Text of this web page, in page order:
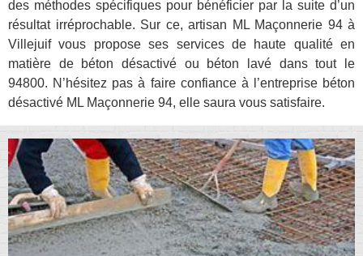
des méthodes spécifiques pour bénéficier par la suite d’un
résultat irréprochable. Sur ce, artisan ML Maçonnerie 94 à
Villejuif vous propose ses services de haute qualité en
matière de béton désactivé ou béton lavé dans tout le
94800. N’hésitez pas à faire confiance à l’entreprise béton
désactivé ML Maçonnerie 94, elle saura vous satisfaire.